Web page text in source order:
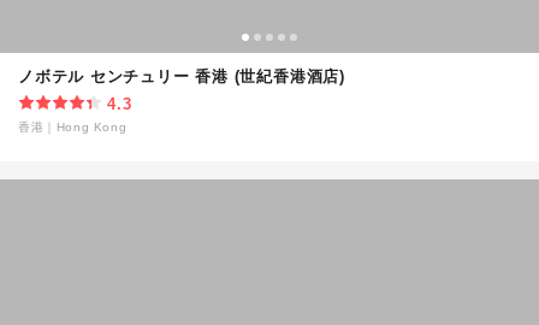
ノボテル センチュリー 香港 (世紀香港酒店)
4.3
香港 Hong Kong